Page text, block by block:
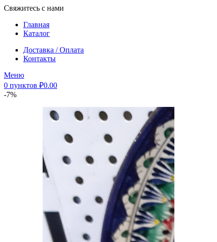
Свяжитесь с нами
Главная
Каталог
Доставка / Оплата
Контакты
Меню
0 пунктов ₽0.00
-7%